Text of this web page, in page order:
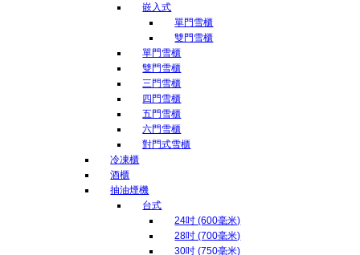
嵌入式
單門雪櫃
雙門雪櫃
單門雪櫃
雙門雪櫃
三門雪櫃
四門雪櫃
五門雪櫃
六門雪櫃
對門式雪櫃
冷凍櫃
酒櫃
抽油煙機
台式
24吋 (600毫米)
28吋 (700毫米)
30吋 (750毫米)